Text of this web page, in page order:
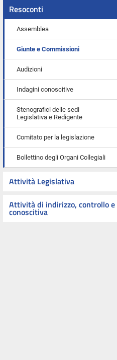
Resoconti
Assemblea
Giunte e Commissioni
Audizioni
Indagini conoscitive
Stenografici delle sedi
Legislativa e Redigente
Comitato per la legislazione
Bollettino degli Organi Collegiali
Attività Legislativa
Attività di indirizzo, controllo e
conoscitiva